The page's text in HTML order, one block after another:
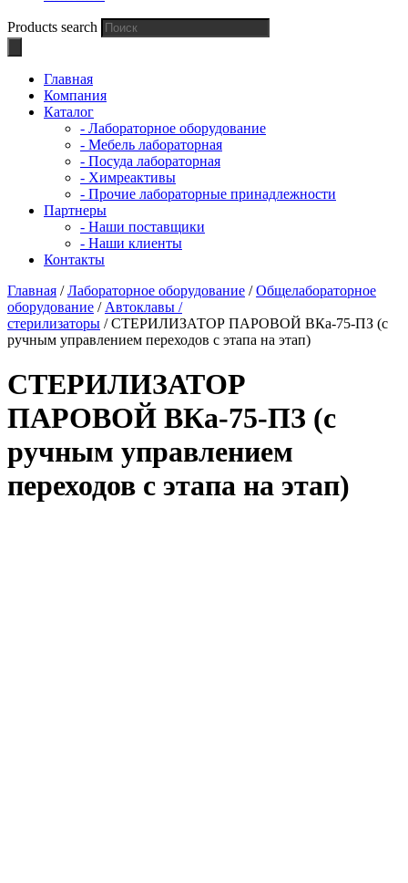
Products search
Главная
Компания
Каталог
- Лабораторное оборудование
- Мебель лабораторная
- Посуда лабораторная
- Химреактивы
- Прочие лабораторные принадлежности
Партнеры
- Наши поставщики
- Наши клиенты
Контакты
Главная /Лабораторное оборудование /Общелабораторное
оборудование / Автоклавы /
стерилизаторы / СТЕРИЛИЗАТОР ПАРОВОЙ ВКа-75-ПЗ (с
ручным управлением переходов с этапа на этап)
СТЕРИЛИЗАТОР
ПАРОВОЙ ВКа-75-ПЗ (с
ручным управлением
переходов с этапа на этап)